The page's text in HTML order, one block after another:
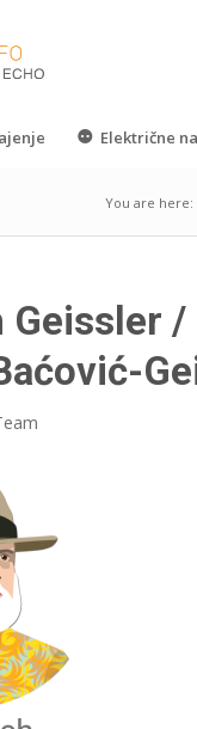
Električne
You are here:
/